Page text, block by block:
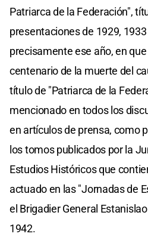
Patriarca de la Federación",
presentaciones de 1929,
precisamente ese año, en
centenario de la muerte del
título de "Patriarca de la
mencionado en todos los
en artículos de prensa, como
los tomos publicados por la
Estudios Históricos que
actuado en las "Jornadas de
el Brigadier General
1942.